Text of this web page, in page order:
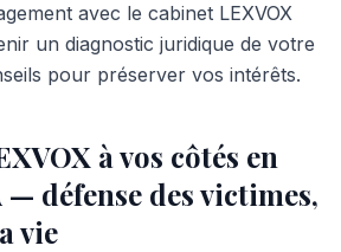
avec le cabinet LEXVOX
un diagnostic juridique de votre
pour préserver vos intérêts.
à vos côtés en
défense des victimes,
vie